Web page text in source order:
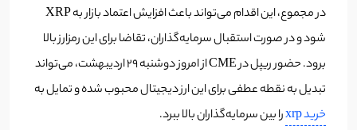
در مجموع، این اقدام می‌تواند باعث افزایش اعتماد بازار به XRP
شود و در صورت استقبال سرمایه‌گذاران، تقاضا برای این رمزارز بالا
برود. حضور ریپل در CME از امروز دوشنبه 29 اردیبهشت، می‌تواند
تبدیل به نقطه عطفی برای این ارز دیجیتال محبوب شده و تمایل به
خرید xrp
را بین سرمایه‌گذاران بالا ببرد.